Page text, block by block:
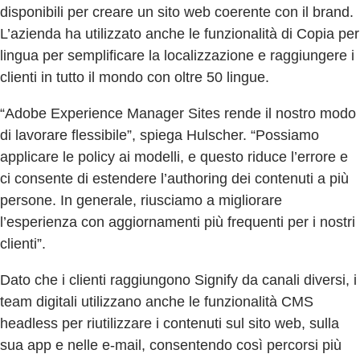
disponibili per creare un sito web coerente con il brand.
L’azienda ha utilizzato anche le funzionalità di Copia per
lingua per semplificare la localizzazione e raggiungere i
clienti in tutto il mondo con oltre 50 lingue.
“Adobe Experience Manager Sites rende il nostro modo
di lavorare flessibile”, spiega Hulscher. “Possiamo
applicare le policy ai modelli, e questo riduce l’errore e
ci consente di estendere l’authoring dei contenuti a più
persone. In generale, riusciamo a migliorare
l’esperienza con aggiornamenti più frequenti per i nostri
clienti”.
Dato che i clienti raggiungono Signify da canali diversi, i
team digitali utilizzano anche le funzionalità CMS
headless per riutilizzare i contenuti sul sito web, sulla
sua app e nelle e-mail, consentendo così percorsi più